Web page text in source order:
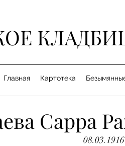
Главная Картотека
Сарра